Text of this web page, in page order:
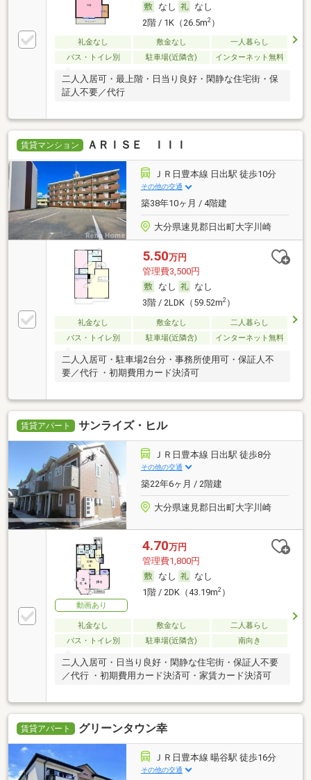
なし
なし
2階 / 1K（26.5m2）
礼金なし 敷金なし
一人暮らし
バス・トイレ別
駐車場(近隣含) インターネット無料
二人入居可・最上階・日当り良好・閑静な住宅街・保
証人不要／代行
賃貸マンション ＡＲＩＳＥ ＩＩＩ
ＪＲ日豊本線 日出駅 徒歩10分
その他の交通
築38年10ヶ月 / 4階建
大分県速見郡日出町大字川崎
5.50万円
管理費3,500円
なし
なし
3階 / 2LDK（59.52m2）
礼金なし 敷金なし
二人暮らし
バス・トイレ別
駐車場(近隣含) インターネット無料
二人入居可・駐車場2台分・事務所使用可・保証人不
要／代行 ・初期費用カード決済可
賃貸アパート サンライズ・ヒル
ＪＲ日豊本線 日出駅 徒歩8分
その他の交通
築22年6ヶ月 / 2階建
大分県速見郡日出町大字川崎
動画あり
4.70万円
管理費1,800円
なし
なし
1階 / 2DK（43.19m2）
礼金なし 敷金なし
二人暮らし
バス・トイレ別
駐車場(近隣含) 南向き
二人入居可・日当り良好・閑静な住宅街・保証人不要
／代行 ・初期費用カード決済可・家賃カード決済可
賃貸アパート グリーンタウン幸
ＪＲ日豊本線 暘谷駅 徒歩16分
その他の交通